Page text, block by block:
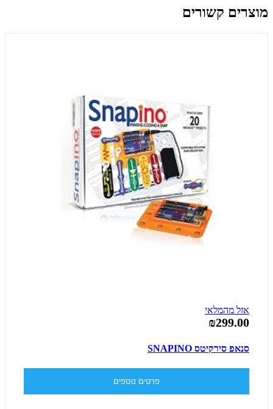
מוצרים קשורים
אזל מהמלאי
₪299.00
סנאפ סירקיטס SNAPINO
פרטים נוספים